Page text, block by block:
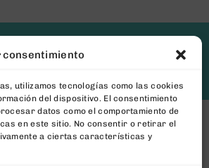
consentimiento
utilizamos tecnologías como las cookies
del dispositivo. El consentimiento
datos como el comportamiento de
en este sitio. No consentir o retirar el
a ciertas características y
[newsletter_form type="minimal"]